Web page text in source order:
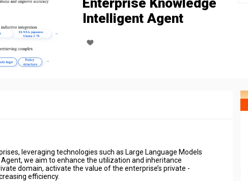
Enterprise Knowledge
Intelligent Agent
leveraging technologies such as Large Language Models
we aim to enhance the utilization and inheritance
domain, activate the value of the enterprise’s private -
efficiency.